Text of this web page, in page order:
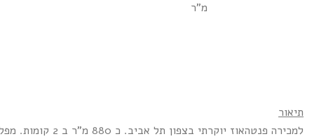
מ"ר
תיאור